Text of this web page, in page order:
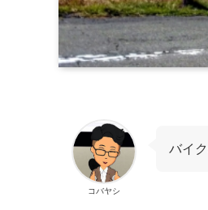
コバヤシ
バイ